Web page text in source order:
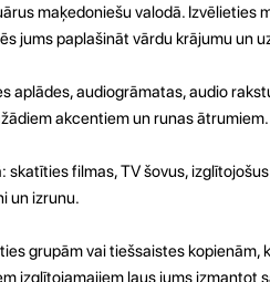
maķedoniešu valodā. Izvēlieties
jums paplašināt vārdu krājumu un
aplādes, audiogrāmatas, audio
akcentiem un runas ātrumiem.
filmas, TV šovus,
un izrunu.
grupām vai tiešsaistes
izglītojamajiem ļaus jums izmantot